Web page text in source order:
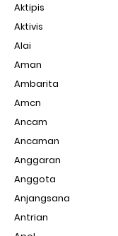
Aktipis
Aktivis
Alai
Aman
Ambarita
Amcn
Ancam
Ancaman
Anggaran
Anggota
Anjangsana
Antrian